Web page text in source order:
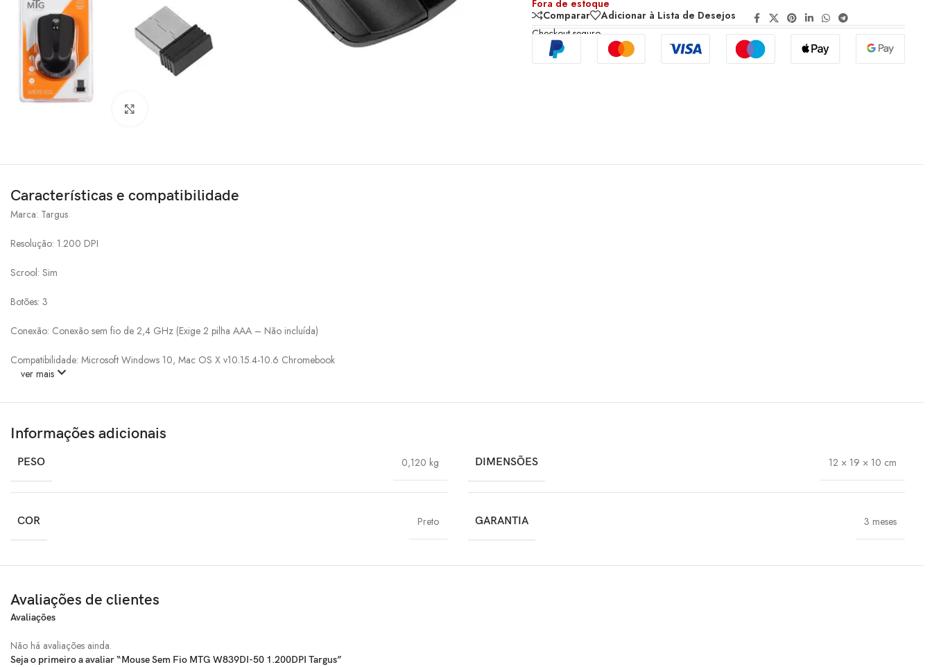
Fora de estoque
Comparar
Adicionar à Lista de Desejos
Checkout seguro
Características e compatibilidade
Marca: Targus
Resolução: 1.200 DPI
Scrool: Sim
Botões: 3
Conexão: Conexão sem fio de 2,4 GHz (Exige 2 pilha AAA – Não incluída)
Compatibilidade: Microsoft Windows 10, Mac OS X v10.15.4-10.6 Chromebook
ver mais
Informações adicionais
PESO 0,120 kg DIMENSÕES 12 × 19 × 10 cm
COR Preto GARANTIA 3 meses
Avaliações de clientes
Avaliações
Não há avaliações ainda.
Seja o primeiro a avaliar “Mouse Sem Fio MTG W839DI-50 1.200DPI Targus”